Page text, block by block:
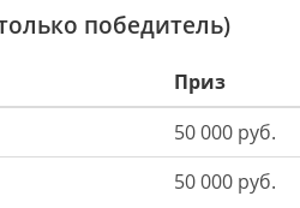
победитель)
Приз
50 000 руб.
50 000 руб.